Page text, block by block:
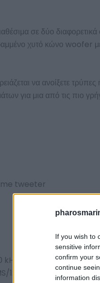
If you wish to
sensitive
confirm your
continue
information
σε δύο
χυτό κώνο woofer
να ανοίξετε
για μια από τις πιο
tweeter
120 watts peak